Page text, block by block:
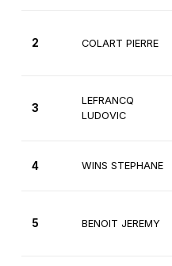
2 COLART PIERRE
3
LEFRANCQ
LUDOVIC
4 WINS STEPHANE
5 BENOIT JEREMY